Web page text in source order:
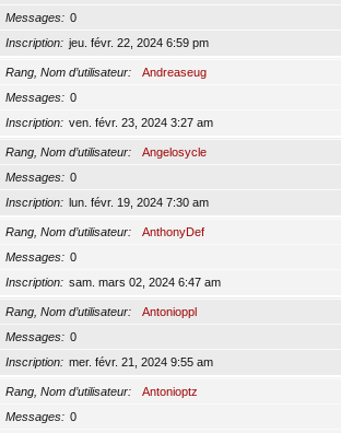
Messages
0
Inscription
jeu. févr. 22, 2024 6:59 pm
Rang, Nom d’utilisateur
Andreaseug
Messages
0
Inscription
ven. févr. 23, 2024 3:27 am
Rang, Nom d’utilisateur
Angelosycle
Messages
0
Inscription
lun. févr. 19, 2024 7:30 am
Rang, Nom d’utilisateur
AnthonyDef
Messages
0
Inscription
sam. mars 02, 2024 6:47 am
Rang, Nom d’utilisateur
Antonioppl
Messages
0
Inscription
mer. févr. 21, 2024 9:55 am
Rang, Nom d’utilisateur
Antonioptz
Messages
0